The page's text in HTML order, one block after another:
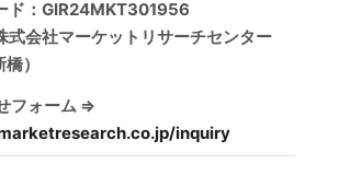
ド：GIR24MKT301956
式会社マーケットリサーチセンター
）
フォーム ⇒
inquiry